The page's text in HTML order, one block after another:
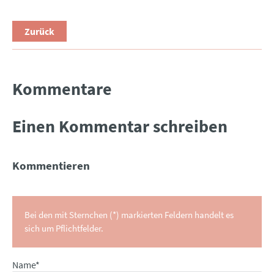
Zurück
Kommentare
Einen Kommentar schreiben
Kommentieren
Bei den mit Sternchen (*) markierten Feldern handelt es
sich um Pflichtfelder.
Pflichtfeld
Name*